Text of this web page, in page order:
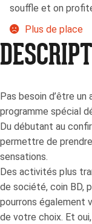
souffle et on
Plus de place
Pas besoin d’être
programme spécial
Du débutant au
permettre de
sensations.
Des activités plus
de société, coin BD,
pourrons également
de votre choix. Et